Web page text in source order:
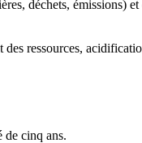
déchets, émissions)
ressources,
de cinq ans.